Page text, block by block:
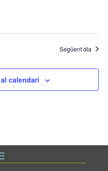
Següent dia
calendari